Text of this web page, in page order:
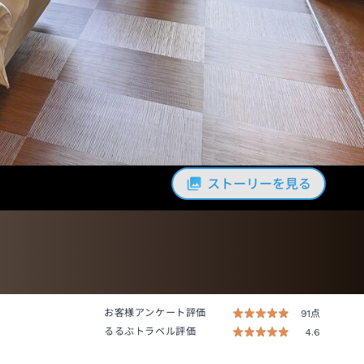
ストーリーを見る
お客様アンケート評価
91点
るるぶトラベル評価
4.6